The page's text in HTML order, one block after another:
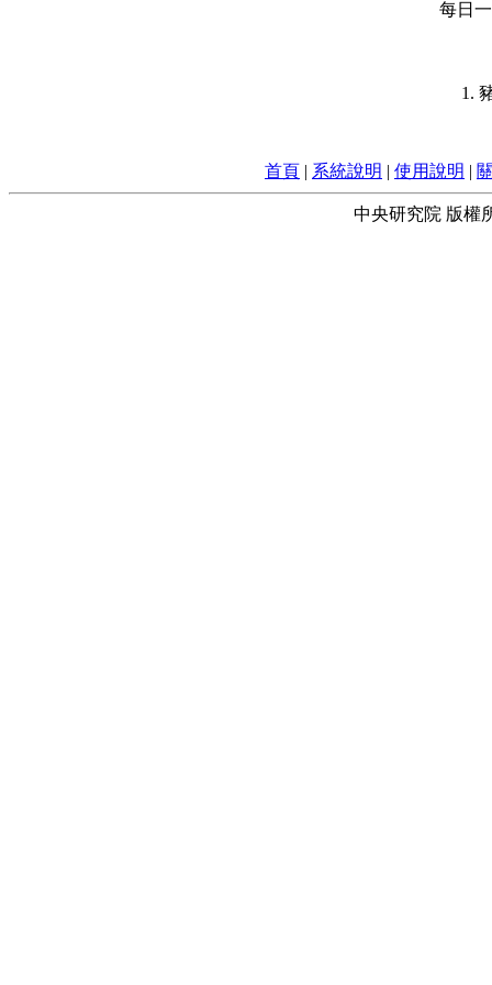
每日
1.
首頁 | 系統說明 | 使用說明 |
中央研究院 版權